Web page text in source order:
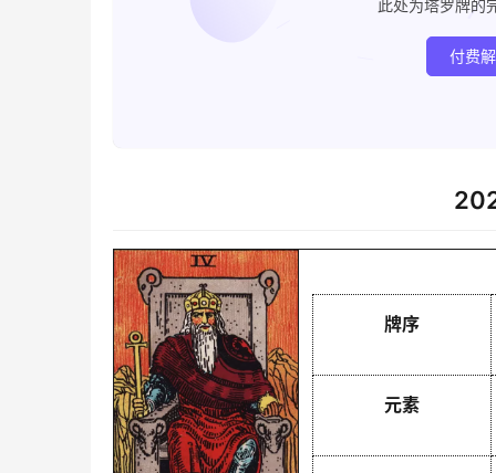
此处为塔罗牌的
付费
牌序
元素